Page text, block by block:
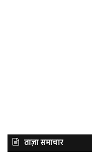
ताज़ा समाचार